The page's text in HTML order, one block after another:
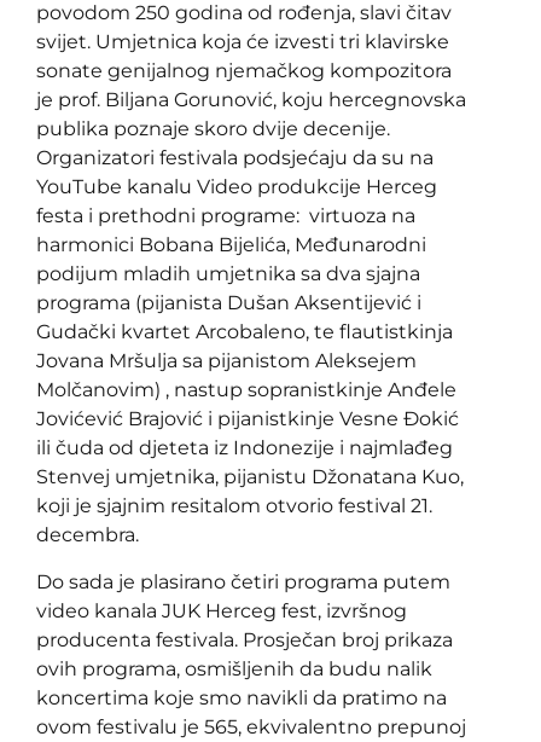
povodom 250 godina od rođenja, slavi čitav
svijet. Umjetnica koja će izvesti tri klavirske
sonate genijalnog njemačkog kompozitora
je prof. Biljana Gorunović, koju hercegnovska
publika poznaje skoro dvije decenije.
Organizatori festivala podsjećaju da su na
YouTube kanalu Video produkcije Herceg
festa i prethodni programe: virtuoza na
harmonici Bobana Bijelića, Međunarodni
podijum mladih umjetnika sa dva sjajna
programa (pijanista Dušan Aksentijević i
Gudački kvartet Arcobaleno, te flautistkinja
Jovana Mršulja sa pijanistom Aleksejem
Molčanovim) , nastup sopranistkinje Anđele
Jovićević Brajović i pijanistkinje Vesne Đokić
ili čuda od djeteta iz Indonezije i najmlađeg
Stenvej umjetnika, pijanistu Džonatana Kuo,
koji je sjajnim resitalom otvorio festival 21.
decembra.
Do sada je plasirano četiri programa putem
video kanala JUK Herceg fest, izvršnog
producenta festivala. Prosječan broj prikaza
ovih programa, osmišljenih da budu nalik
koncertima koje smo navikli da pratimo na
ovom festivalu je 565, ekvivalentno prepunoj